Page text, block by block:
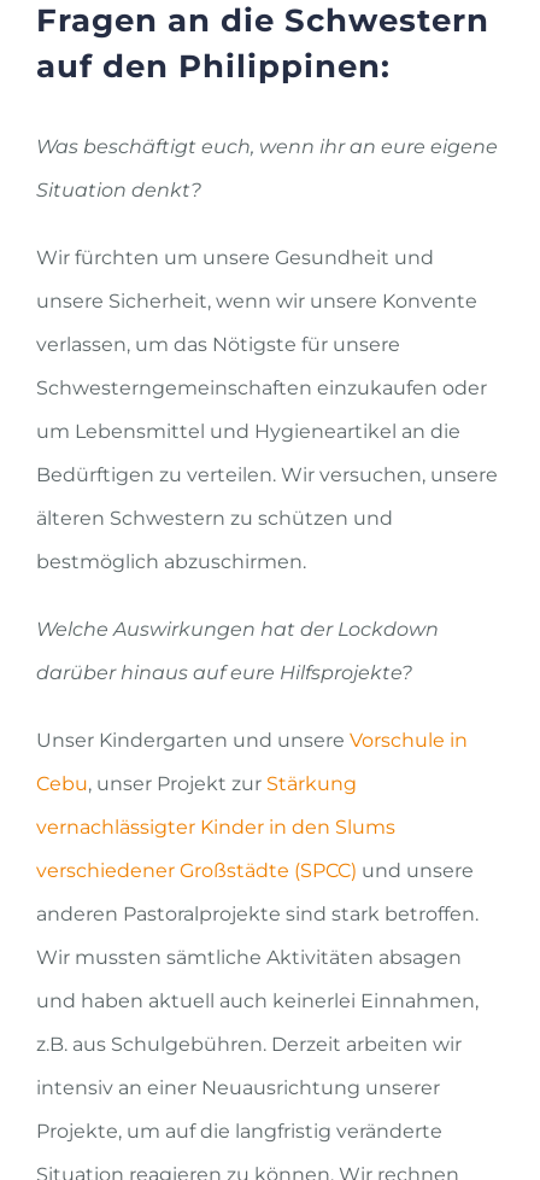
Fragen an die Schwestern
auf den Philippinen:
Was beschäftigt euch, wenn ihr an eure eigene
Situation denkt?
Wir fürchten um unsere Gesundheit und
unsere Sicherheit, wenn wir unsere Konvente
verlassen, um das Nötigste für unsere
Schwesterngemeinschaften einzukaufen oder
um Lebensmittel und Hygieneartikel an die
Bedürftigen zu verteilen. Wir versuchen, unsere
älteren Schwestern zu schützen und
bestmöglich abzuschirmen.
Welche Auswirkungen hat der Lockdown
darüber hinaus auf eure Hilfsprojekte?
Unser Kindergarten und unsere Vorschule in
Cebu, unser Projekt zur Stärkung
vernachlässigter Kinder in den Slums
verschiedener Großstädte (SPCC) und unsere
anderen Pastoralprojekte sind stark betroffen.
Wir mussten sämtliche Aktivitäten absagen
und haben aktuell auch keinerlei Einnahmen,
z.B. aus Schulgebühren. Derzeit arbeiten wir
intensiv an einer Neuausrichtung unserer
Projekte, um auf die langfristig veränderte
Situation reagieren zu können. Wir rechnen